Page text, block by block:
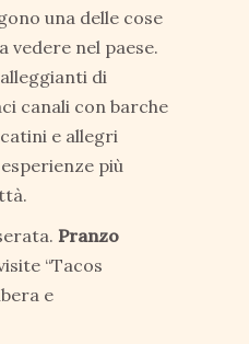
una delle cose
vedere nel paese.
di
canali con barche
e allegri
più
Pranzo
“Tacos
e